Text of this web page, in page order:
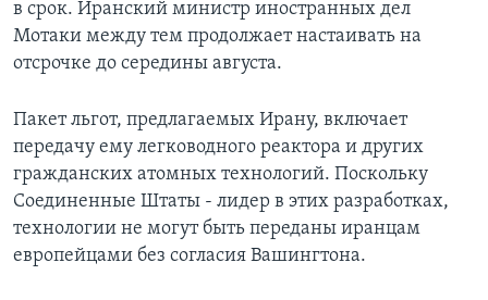
в срок. Иранский министр иностранных дел
Мотаки между тем продолжает настаивать на
отсрочке до середины августа.
Пакет льгот, предлагаемых Ирану, включает
передачу ему легководного реактора и других
гражданских атомных технологий. Поскольку
Соединенные Штаты - лидер в этих разработках,
технологии не могут быть переданы иранцам
европейцами без согласия Вашингтона.